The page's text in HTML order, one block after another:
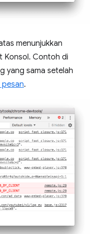
menunjukkan
Konsol. Contoh di
yang sama setelah
.